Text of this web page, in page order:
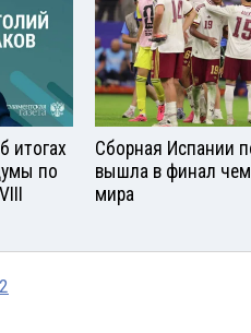
итогах
по
Сборная Испании
вышла в финал
мира